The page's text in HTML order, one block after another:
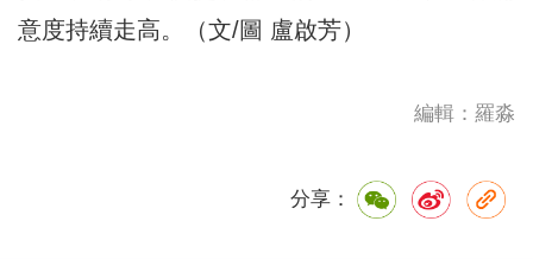
意度持續走高。（文/圖 盧啟芳）
編輯：羅淼
分享：